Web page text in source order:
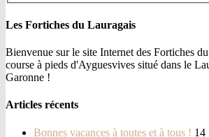
Les Fortiches du Lauragais
Bienvenue sur le site Internet des Fortiches
course à pieds d'Ayguesvives situé dans le
Garonne !
Articles récents
Bonnes vacances à toutes et à tous ! 14